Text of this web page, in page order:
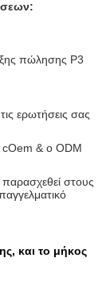
πώλησης P3
ερωτήσεις σας
cOem & ο ODM
στους
και το μήκος